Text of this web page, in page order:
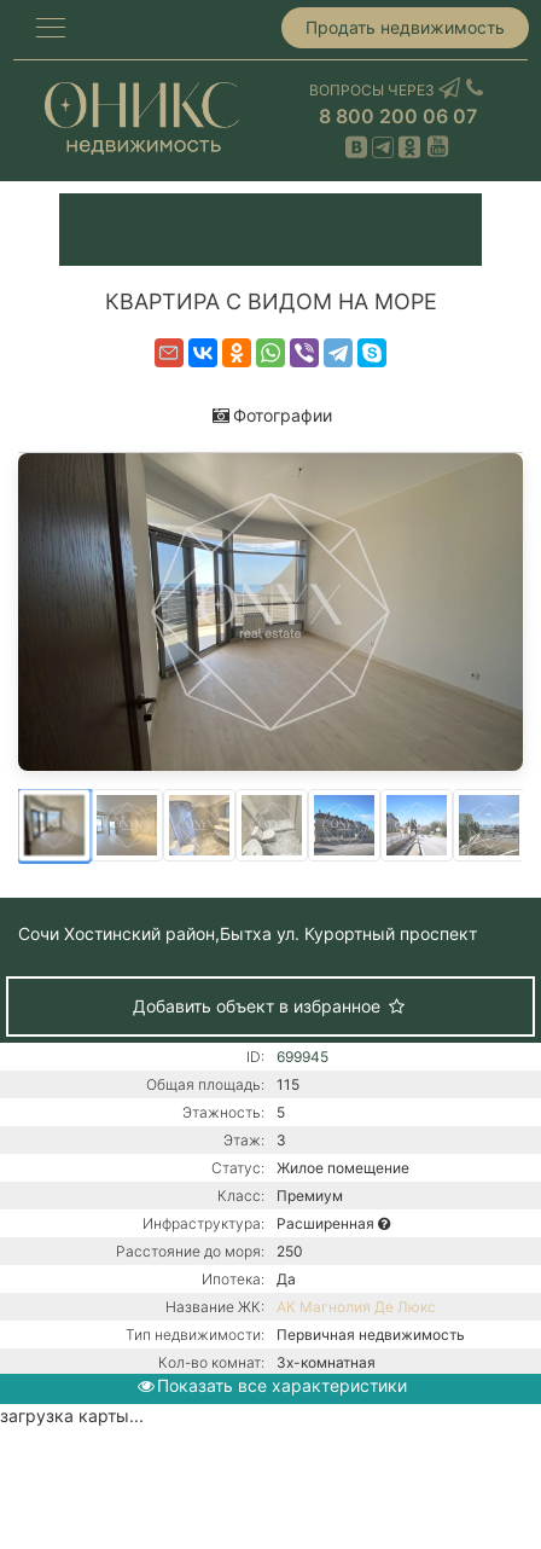
Продать недвижимость
ВОПРОСЫ ЧЕРЕЗ
8 800 200 06 07
КВАРТИРА С ВИДОМ НА МОРЕ
Фотографии
Сочи Хостинский район,Бытха ул. Курортный проспект
Добавить объект в избранное
ID:
699945
Общая площадь:
115
Этажность:
5
Этаж:
3
Статус:
Жилое помещение
Класс:
Премиум
Инфраструктура:
Расширенная
Расстояние до моря:
250
Ипотека:
Да
Название ЖК:
АК Магнолия Де Люкс
Тип недвижимости:
Первичная недвижимость
Кол-во комнат:
3х-комнатная
Тип дома:
Монолитно-блочное
Показать все характеристики
загрузка карты...